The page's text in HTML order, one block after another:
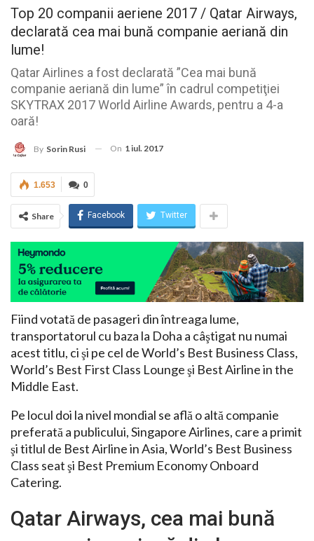
Top 20 companii aeriene 2017 / Qatar Airways,
declarată cea mai bună companie aeriană din
lume!
Qatar Airlines a fost declarată ”Cea mai bună
companie aeriană din lume” în cadrul competiţiei
SKYTRAX 2017 World Airline Awards, pentru a 4-a
oară!
By Sorin Rusi On 1 iul. 2017
0
1.653
Share Facebook Twitter
Fiind votată de pasageri din întreaga lume,
transportatorul cu baza la Doha a câştigat nu numai
acest titlu, ci şi pe cel de World’s Best Business Class,
World’s Best First Class Lounge şi Best Airline in the
Middle East.
Pe locul doi la nivel mondial se află o altă companie
preferată a publicului, Singapore Airlines, care a primit
şi titlul de Best Airline in Asia, World’s Best Business
Class seat şi Best Premium Economy Onboard
Catering.
Qatar Airways, cea mai bună